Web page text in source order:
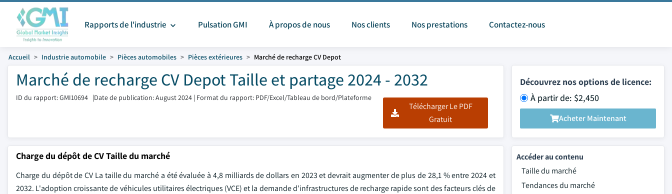
Rapports de l'industrie Pulsation GMI À propos de nous Nos clients Nos prestations Contactez-nous
Accueil Industrie automobile Pièces automobiles Pièces extérieures Marché de recharge CV Depot
Marché de recharge CV Depot Taille et partage 2024 - 2032
ID du rapport: GMI10694 |Date de publication: August 2024 | Format du rapport: PDF/Excel/Tableau de bord/Plateforme
Télécharger Le PDF
Gratuit
Découvrez nos options de licence:
À partir de: $2,450
Acheter Maintenant
Charge du dépôt de CV Taille du marché
Charge du dépôt de CV La taille du marché a été évaluée à 4,8 milliards de dollars en 2023 et devrait augmenter de plus de 28,1 % entre 2024 et
2032. L'adoption croissante de véhicules utilitaires électriques (VCE) et la demande d'infrastructures de recharge rapide sont des facteurs clés de
Accéder au contenu
Taille du marché
Tendances du marché